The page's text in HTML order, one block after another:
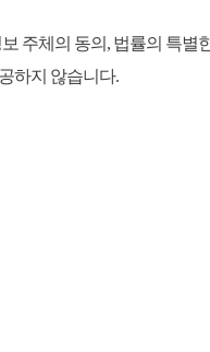
체의 동의, 법률의 특별
하지 않습니다.